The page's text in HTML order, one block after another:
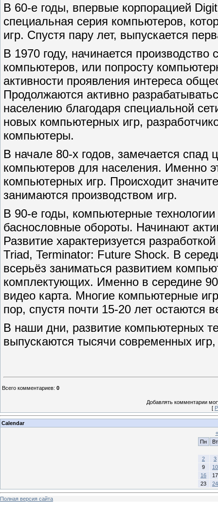
В 60-е годы, впервые корпорацией
специальная серия компьютеров,
игр. Спустя пару лет, выпускается
В 1970 году, начинается
компьютеров, или попросту
активности проявления интереса
Продолжаются активно
населению благодаря специальной
новых компьютерных игр,
компьютеры.
В начале 80-х годов, замечается спад
компьютеров для населения. Именно
компьютерных игр. Происходит
занимаются производством игр.
В 90-е годы, компьютерные
баснословные обороты. Начинают
Развитие характеризуется
Triad, Terminator: Future Shock. В
всерьёз заниматься развитием
комплектующих. Именно в середине
видео карта. Многие компьютерные
пор, спустя почти 15-20 лет остаются
В наши дни, развитие компьютерных
выпускаются тысячи современных
Всего комментариев: 0
Добавлять комментарии
[
Calendar
«
Пн
Вт
2
3
9
10
16
17
23
24
Полная версия сайта